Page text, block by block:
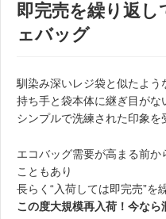
即完売を繰り返
ェバッグ
馴染み深いレジ袋と似たよう
持ち手と袋本体に継ぎ目がな
シンプルで洗練された印象を
エコバッグ需要が高まる前か
こともあり
長らく“入荷しては即完売”を
この度大規模再入荷！今なら